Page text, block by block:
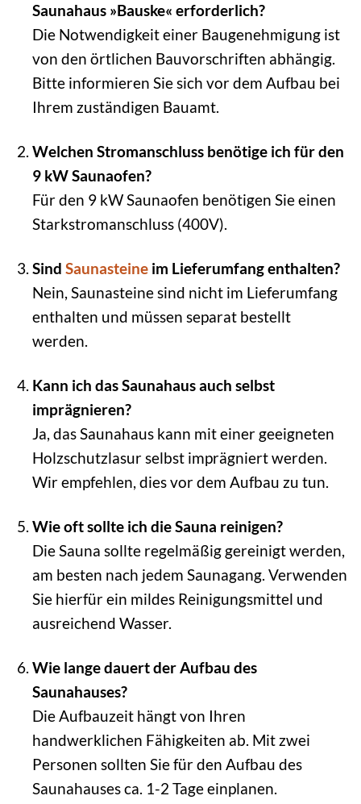
Saunahaus »Bauske« erforderlich?
Die Notwendigkeit einer Baugenehmigung ist
von den örtlichen Bauvorschriften abhängig.
Bitte informieren Sie sich vor dem Aufbau bei
Ihrem zuständigen Bauamt.
Welchen Stromanschluss benötige ich für den
9 kW Saunaofen?
Für den 9 kW Saunaofen benötigen Sie einen
Starkstromanschluss (400V).
Sind Saunasteineim Lieferumfang enthalten?
Nein, Saunasteine sind nicht im Lieferumfang
enthalten und müssen separat bestellt
werden.
Kann ich das Saunahaus auch selbst
imprägnieren?
Ja, das Saunahaus kann mit einer geeigneten
Holzschutzlasur selbst imprägniert werden.
Wir empfehlen, dies vor dem Aufbau zu tun.
Wie oft sollte ich die Sauna reinigen?
Die Sauna sollte regelmäßig gereinigt werden,
am besten nach jedem Saunagang. Verwenden
Sie hierfür ein mildes Reinigungsmittel und
ausreichend Wasser.
Wie lange dauert der Aufbau des
Saunahauses?
Die Aufbauzeit hängt von Ihren
handwerklichen Fähigkeiten ab. Mit zwei
Personen sollten Sie für den Aufbau des
Saunahauses ca. 1-2 Tage einplanen.